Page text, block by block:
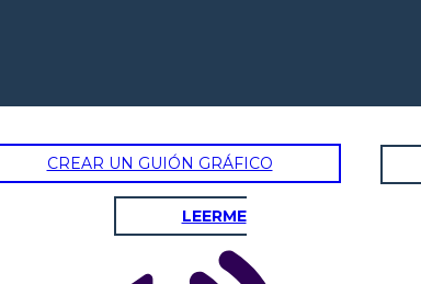
CREAR UN GUIÓN GRÁFICO
LEERME